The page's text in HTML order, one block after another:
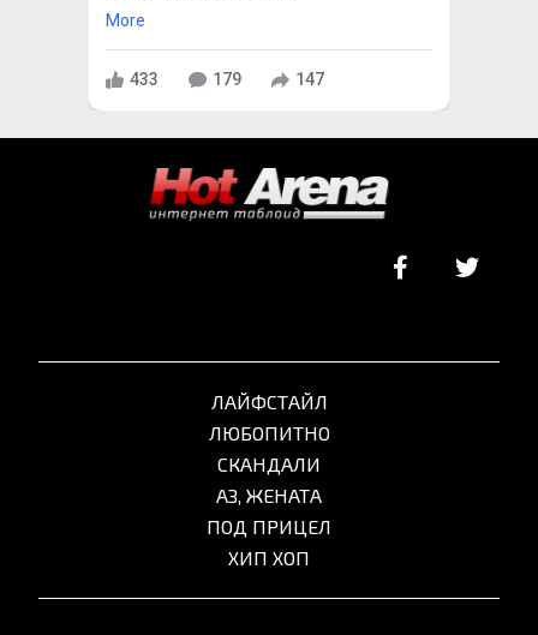
More
433 179 147
ЛАЙФСТАЙЛ
ЛЮБОПИТНО
СКАНДАЛИ
АЗ, ЖЕНАТА
ПОД ПРИЦЕЛ
ХИП ХОП